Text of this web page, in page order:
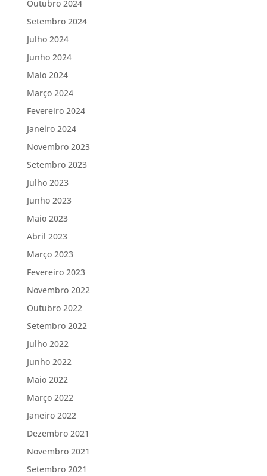
Outubro 2024
Setembro 2024
Julho 2024
Junho 2024
Maio 2024
Março 2024
Fevereiro 2024
Janeiro 2024
Novembro 2023
Setembro 2023
Julho 2023
Junho 2023
Maio 2023
Abril 2023
Março 2023
Fevereiro 2023
Novembro 2022
Outubro 2022
Setembro 2022
Julho 2022
Junho 2022
Maio 2022
Março 2022
Janeiro 2022
Dezembro 2021
Novembro 2021
Setembro 2021